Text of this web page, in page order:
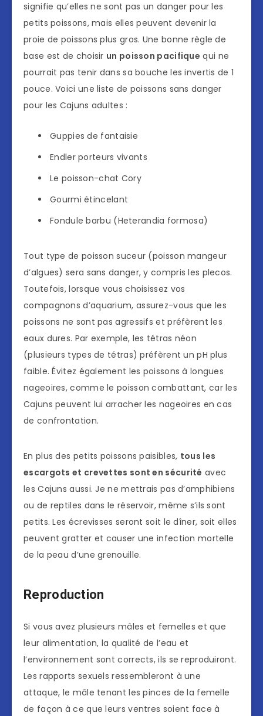
signifie qu’elles ne sont pas un danger pour les
petits poissons, mais elles peuvent devenir la
proie de poissons plus gros. Une bonne règle de
base est de choisir un poisson pacifique qui ne
pourrait pas tenir dans sa bouche les invertis de 1
pouce. Voici une liste de poissons sans danger
pour les Cajuns adultes :
Guppies de fantaisie
Endler porteurs vivants
Le poisson-chat Cory
Gourmi étincelant
Fondule barbu (Heterandia formosa)
Tout type de poisson suceur (poisson mangeur
d’algues) sera sans danger, y compris les plecos.
Toutefois, lorsque vous choisissez vos
compagnons d’aquarium, assurez-vous que les
poissons ne sont pas agressifs et préfèrent les
eaux dures. Par exemple, les tétras néon
(plusieurs types de tétras) préfèrent un pH plus
faible. Évitez également les poissons à longues
nageoires, comme le poisson combattant, car les
Cajuns peuvent lui arracher les nageoires en cas
de confrontation.
En plus des petits poissons paisibles, tous les
escargots et crevettes sont en sécurité avec
les Cajuns aussi. Je ne mettrais pas d’amphibiens
ou de reptiles dans le réservoir, même s’ils sont
petits. Les écrevisses seront soit le dîner, soit elles
peuvent gratter et causer une infection mortelle
de la peau d’une grenouille.
Reproduction
Si vous avez plusieurs mâles et femelles et que
leur alimentation, la qualité de l’eau et
l’environnement sont corrects, ils se reproduiront.
Les rapports sexuels ressembleront à une
attaque, le mâle tenant les pinces de la femelle
de façon à ce que leurs ventres soient face à